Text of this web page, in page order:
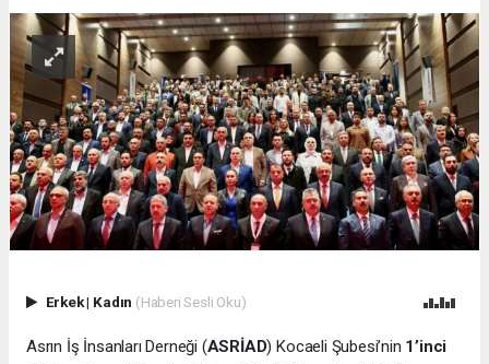
Erkek| Kadın (Haberi Sesli Oku)
Asrın İş İnsanları Derneği (ASRİAD) Kocaeli Şubesi’nin 1’inci